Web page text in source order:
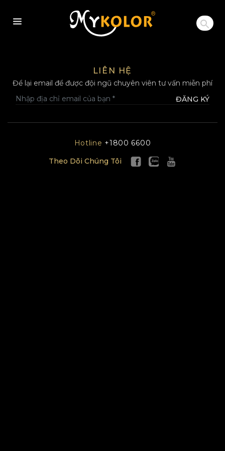
MYKOLOR
LIÊN HỆ
Để lại email để được đội ngũ chuyên viên tư vấn miễn phí
ĐĂNG KÝ
Hotline +1800 6600
Theo Dõi Chúng Tôi